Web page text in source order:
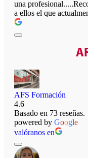
una
a ellos el que
AFS Formación
4.6
Basado en 73 reseñas.
powered by Google
valóranos en